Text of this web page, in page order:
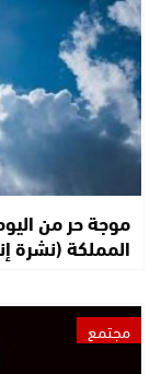
موجة حر من
المملكة (نشرة
مجتمع